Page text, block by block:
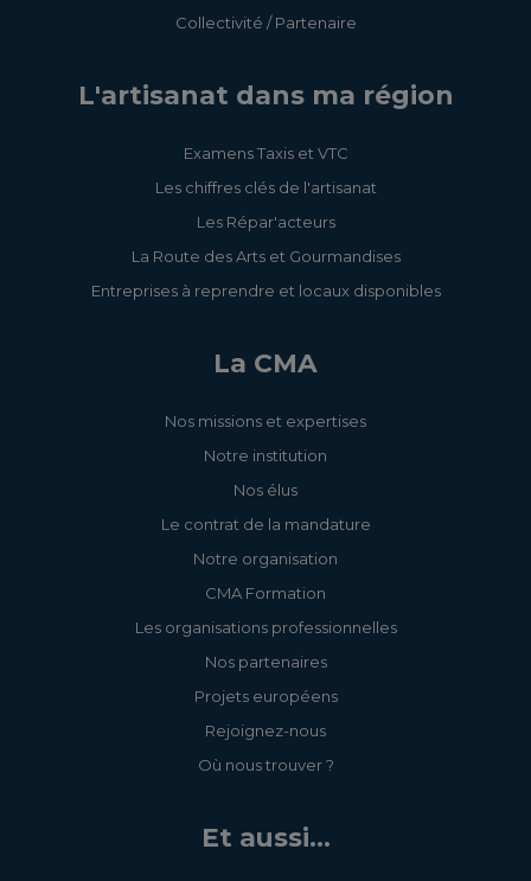
Collectivité / Partenaire
L'artisanat dans ma région
Examens Taxis et VTC
Les chiffres clés de l'artisanat
Les Répar'acteurs
La Route des Arts et Gourmandises
Entreprises à reprendre et locaux disponibles
La CMA
Nos missions et expertises
Notre institution
Nos élus
Le contrat de la mandature
Notre organisation
CMA Formation
Les organisations professionnelles
Nos partenaires
Projets européens
Rejoignez-nous
Où nous trouver ?
Et aussi...